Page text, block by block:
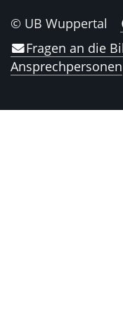
© UB Wuppertal
Fragen an die
Ansprechpersonen